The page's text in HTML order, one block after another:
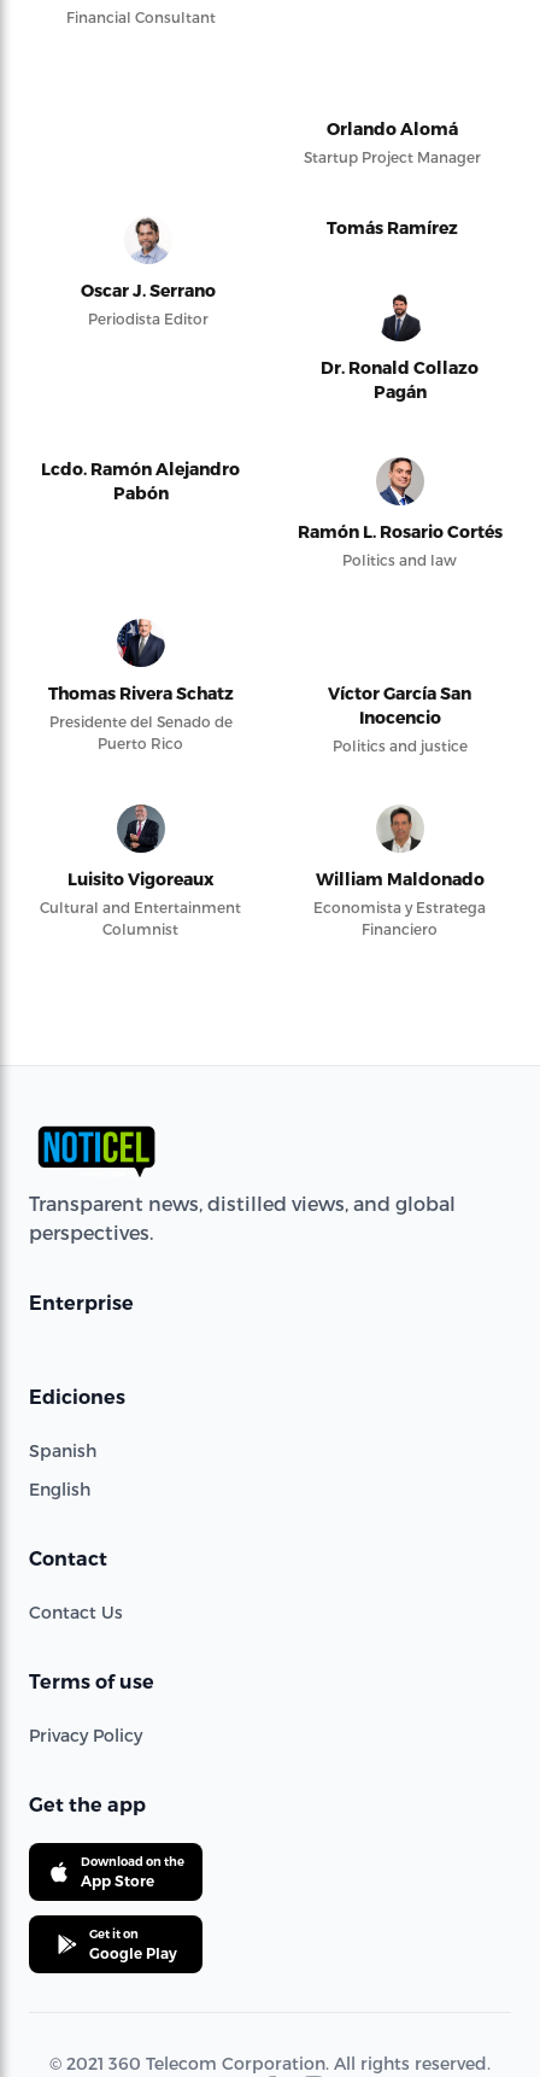
Financial Consultant
Orlando Alomá
Startup Project Manager
Oscar J. Serrano
Periodista Editor
Tomás Ramírez
Dr. Ronald Collazo
Pagán
Lcdo. Ramón Alejandro
Pabón
Ramón L. Rosario Cortés
Politics and law
Thomas Rivera Schatz
Presidente del Senado de
Puerto Rico
Víctor García San
Inocencio
Politics and justice
Luisito Vigoreaux
Cultural and Entertainment
Columnist
William Maldonado
Economista y Estratega
Financiero
Transparent news, distilled views, and global
perspectives.
Enterprise
Ediciones
Spanish
English
Contact
Contact Us
Terms of use
Privacy Policy
Get the app
Download on the
App Store
Get it on
Google Play
© 2021 360 Telecom Corporation. All rights reserved.